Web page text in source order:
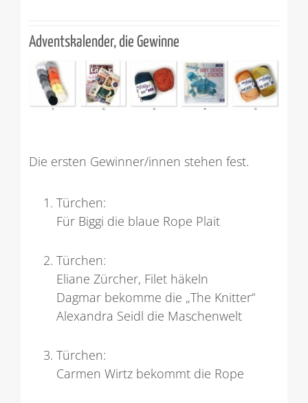
Adventskalender, die Gewinne
Die ersten Gewinner/innen stehen fest.
Türchen:
Für Biggi die blaue Rope Plait
Türchen:
Eliane Zürcher, Filet häkeln
Dagmar bekomme die „The Knitter“
Alexandra Seidl die Maschenwelt
Türchen:
Carmen Wirtz bekommt die Rope